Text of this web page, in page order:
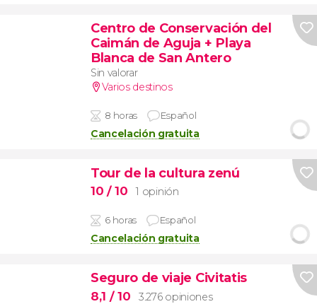
Centro de Conservación del
Caimán de Aguja + Playa
Blanca de San Antero
Sin valorar
Varios destinos
8 horas Español
Cancelación gratuita
Tour de la cultura zenú
10 / 10 1 opinión
6 horas Español
Cancelación gratuita
Seguro de viaje Civitatis
8,1 / 10 3.276 opiniones